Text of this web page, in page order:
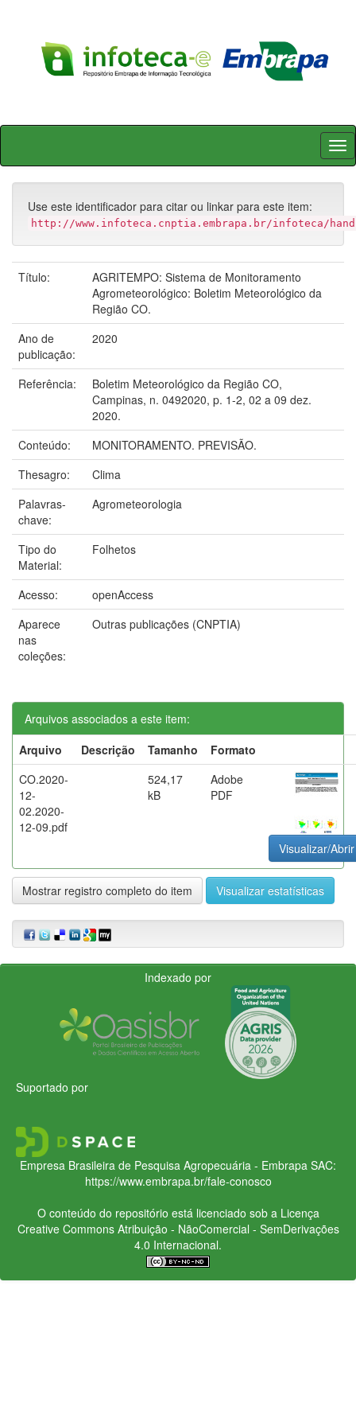
Skip
Use este identificador para citar ou linkar para este item:
http://www.infoteca.cnptia.embrapa.br/infoteca/
Título:
AGRITEMPO: Sistema de Monitoramento
Agrometeorológico: Boletim Meteorológico da
Região CO.
Ano de
publicação:
2020
Referência:
Boletim Meteorológico da Região CO,
Campinas, n. 0492020, p. 1-2, 02 a 09 dez.
2020.
Conteúdo:
MONITORAMENTO. PREVISÃO.
Thesagro:
Clima
Palavras-
chave:
Agrometeorologia
Tipo do
Material:
Folhetos
Acesso:
openAccess
Aparece
nas
coleções:
Outras publicações (CNPTIA)
Arquivos associados a este item:
Arquivo
Descrição Tamanho
Formato
CO.2020-
12-
02.2020-
12-09.pdf
524,17
kB
Adobe
PDF
Visualizar/Abrir
Mostrar registro completo do item Visualizar estatísticas
Indexado por
Suportado por
Empresa Brasileira de Pesquisa Agropecuária - Embrapa SAC:
https://www.embrapa.br/fale-conosco
O conteúdo do repositório está licenciado sob a Licença
Creative CommonsAtribuição - NãoComercial - SemDerivações
4.0 Internacional.